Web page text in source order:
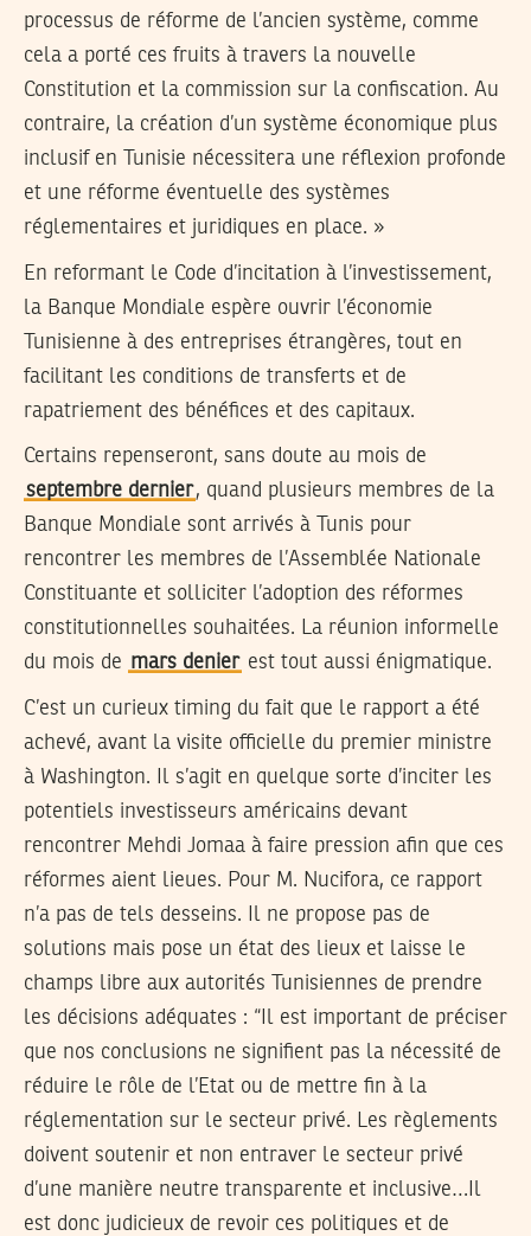
processus de réforme de l’ancien système, comme
cela a porté ces fruits à travers la nouvelle
Constitution et la commission sur la confiscation. Au
contraire, la création d’un système économique plus
inclusif en Tunisie nécessitera une réflexion profonde
et une réforme éventuelle des systèmes
réglementaires et juridiques en place. »
En reformant le Code d’incitation à l’investissement,
la Banque Mondiale espère ouvrir l’économie
Tunisienne à des entreprises étrangères, tout en
facilitant les conditions de transferts et de
rapatriement des bénéfices et des capitaux.
Certains repenseront, sans doute au mois de
septembre dernier, quand plusieurs membres de la
Banque Mondiale sont arrivés à Tunis pour
rencontrer les membres de l’Assemblée Nationale
Constituante et solliciter l’adoption des réformes
constitutionnelles souhaitées. La réunion informelle
du mois de mars denier est tout aussi énigmatique.
C’est un curieux timing du fait que le rapport a été
achevé, avant la visite officielle du premier ministre
à Washington. Il s’agit en quelque sorte d’inciter les
potentiels investisseurs américains devant
rencontrer Mehdi Jomaa à faire pression afin que ces
réformes aient lieues. Pour M. Nucifora, ce rapport
n’a pas de tels desseins. Il ne propose pas de
solutions mais pose un état des lieux et laisse le
champs libre aux autorités Tunisiennes de prendre
les décisions adéquates : “Il est important de préciser
que nos conclusions ne signifient pas la nécessité de
réduire le rôle de l’Etat ou de mettre fin à la
réglementation sur le secteur privé. Les règlements
doivent soutenir et non entraver le secteur privé
d’une manière neutre transparente et inclusive…Il
est donc judicieux de revoir ces politiques et de